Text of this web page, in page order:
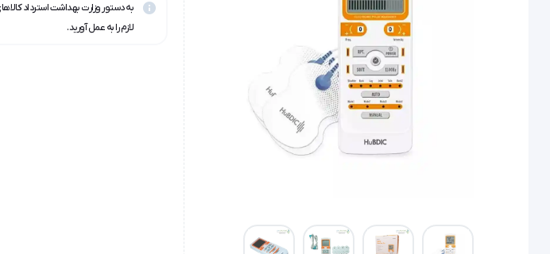
به دستور وزارت بهداشت استرداد
لازم را به عمل آورید.